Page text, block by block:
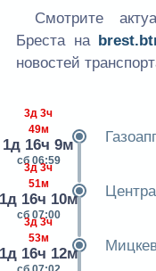
Смотрите
Бреста на
новостей
3д 3ч
49м
1д 16ч 9м
сб 06:59
3д 3ч
51м
16ч 10м
сб 07:00
3д 3ч
53м
16ч 12м